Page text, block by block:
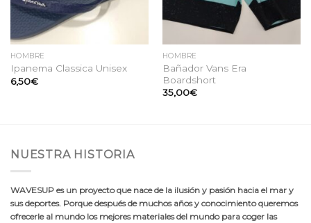
HOMBRE
Ipanema Classica Unisex
6,50€
HOMBRE
Bañador Vans Era
Boardshort
35,00€
NUESTRA HISTORIA
WAVESUP es un proyecto que nace de la ilusión y pasión hacia el mar y
sus deportes. Porque después de muchos años y conocimiento queremos
ofrecerle al mundo los mejores materiales del mundo para coger las